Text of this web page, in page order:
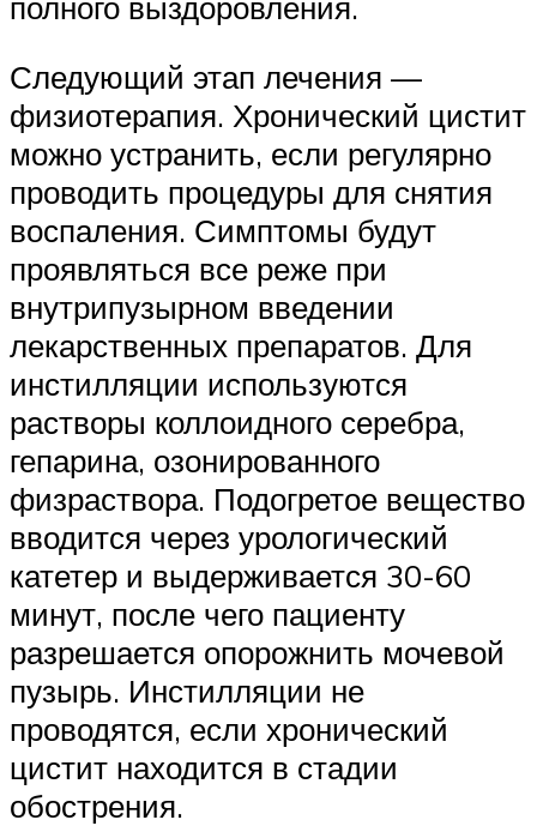
Следующий этап лечения —
физиотерапия. Хронический цистит
можно устранить, если регулярно
проводить процедуры для снятия
воспаления. Симптомы будут
проявляться все реже при
внутрипузырном введении
лекарственных препаратов. Для
инстилляции используются
растворы коллоидного серебра,
гепарина, озонированного
физраствора. Подогретое вещество
вводится через урологический
катетер и выдерживается 30-60
минут, после чего пациенту
разрешается опорожнить мочевой
пузырь. Инстилляции не
проводятся, если хронический
цистит находится в стадии
обострения.